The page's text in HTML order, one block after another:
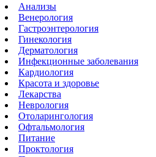
Анализы
Венерология
Гастроэнтерология
Гинекология
Дерматология
Инфекционные заболевания
Кардиология
Красота и здоровье
Лекарства
Неврология
Отоларингология
Офтальмология
Питание
Проктология